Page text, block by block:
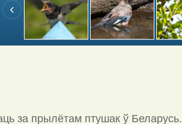
за прылётам птушак ў Беларусь.